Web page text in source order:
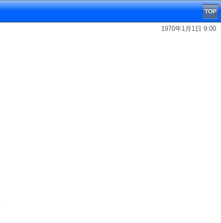
TOP
1970年1月1日 9:00